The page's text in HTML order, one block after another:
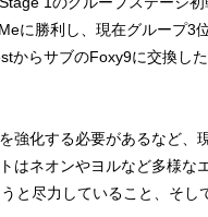
に勝利し、現在グループ3
からサブのFoxy9に交換し
強化する必要があるなど、
はネオンやヨルなど多様な
と尽力していること、そし